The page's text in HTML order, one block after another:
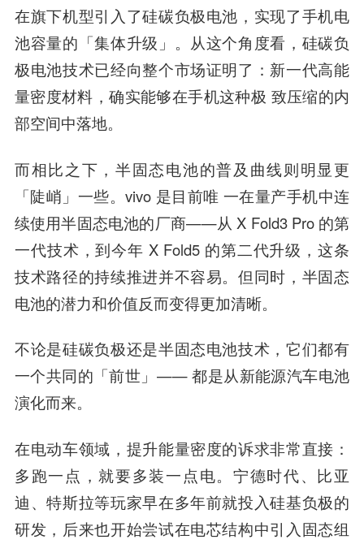
在旗下机型引入了硅碳负极电池，实现了手机电
池容量的「集体升级」。从这个角度看，硅碳负
极电池技术已经向整个市场证明了：新一代高能
量密度材料，确实能够在手机这种极 致压缩的内
部空间中落地。
而相比之下，半固态电池的普及曲线则明显更
「陡峭」一些。vivo 是目前唯 一在量产手机中连
续使用半固态电池的厂商——从 X Fold3 Pro 的第
一代技术，到今年 X Fold5 的第二代升级，这条
技术路径的持续推进并不容易。但同时，半固态
电池的潜力和价值反而变得更加清晰。
不论是硅碳负极还是半固态电池技术，它们都有
一个共同的「前世」—— 都是从新能源汽车电池
演化而来。
在电动车领域，提升能量密度的诉求非常直接：
多跑一点，就要多装一点电。宁德时代、比亚
迪、特斯拉等玩家早在多年前就投入硅基负极的
研发，后来也开始尝试在电芯结构中引入固态组